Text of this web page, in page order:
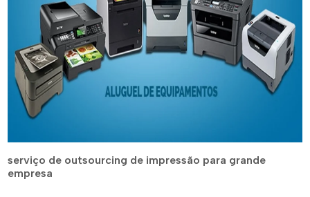
serviço de outsourcing de impressão para grande
empresa